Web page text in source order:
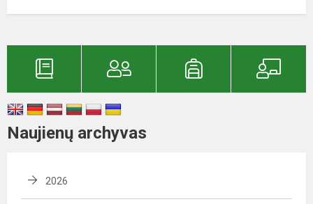
Naujienų archyvas
2026